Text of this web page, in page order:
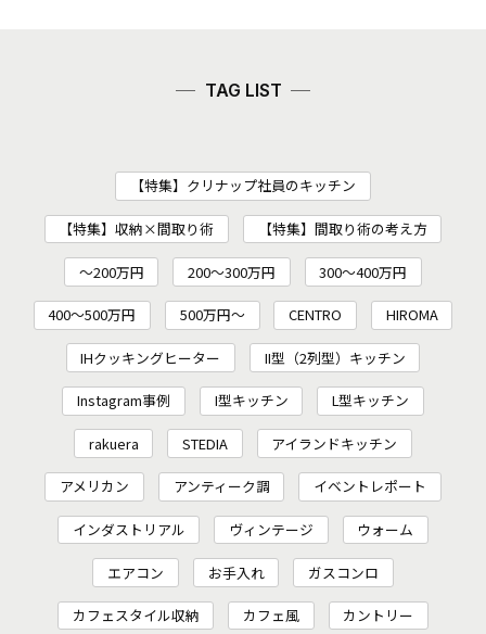
TAG LIST
【特集】クリナップ社員のキッチン
【特集】収納×間取り術 【特集】間取り術の考え方
～200万円 200〜300万円 300～400万円
400～500万円 500万円～ CENTRO HIROMA
IHクッキングヒーター II型（2列型）キッチン
Instagram事例 I型キッチン L型キッチン
rakuera STEDIA アイランドキッチン
アメリカン アンティーク調 イベントレポート
インダストリアル ヴィンテージ ウォーム
エアコン お手入れ ガスコンロ
カフェスタイル収納 カフェ風 カントリー